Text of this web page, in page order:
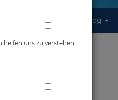
Reisen Blog
OMS
helfen uns zu verstehen,